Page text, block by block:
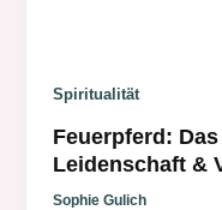
Spiritualität
Feuerpferd:
Leidenschaft &
Sophie Gulich